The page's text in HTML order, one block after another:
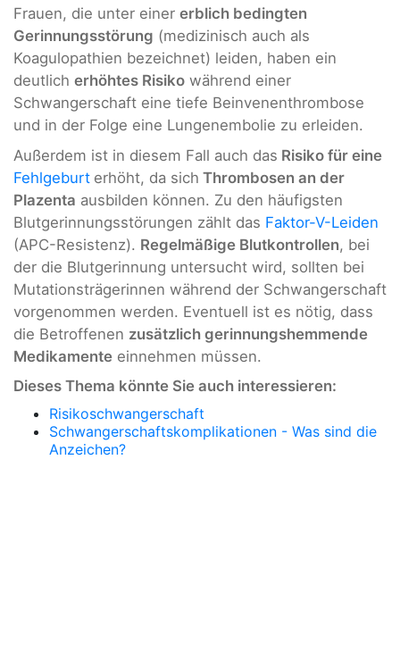
Frauen, die unter einer erblich bedingten
Gerinnungsstörung (medizinisch auch als
Koagulopathien bezeichnet) leiden, haben ein
deutlich erhöhtes Risiko während einer
Schwangerschaft eine tiefe Beinvenenthrombose
und in der Folge eine Lungenembolie zu erleiden.
Außerdem ist in diesem Fall auch das Risiko für eine
Fehlgeburt erhöht, da sich Thrombosen an der
Plazenta ausbilden können. Zu den häufigsten
Blutgerinnungsstörungen zählt das Faktor-V-Leiden
(APC-Resistenz). Regelmäßige Blutkontrollen, bei
der die Blutgerinnung untersucht wird, sollten bei
Mutationsträgerinnen während der Schwangerschaft
vorgenommen werden. Eventuell ist es nötig, dass
die Betroffenen zusätzlich gerinnungshemmende
Medikamente einnehmen müssen.
Dieses Thema könnte Sie auch interessieren:
Risikoschwangerschaft
Schwangerschaftskomplikationen - Was sind die
Anzeichen?